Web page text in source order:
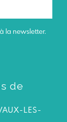
la newsletter.
de
LES-